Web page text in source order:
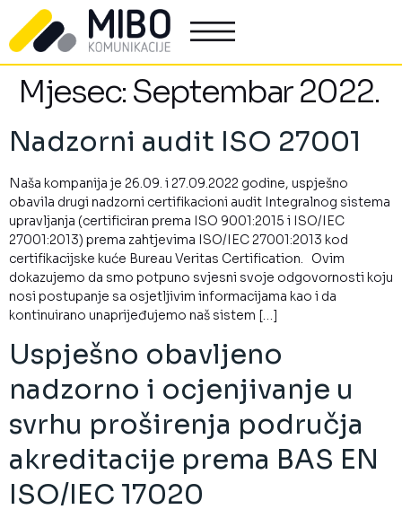
Mjesec: Septembar 2022.
Nadzorni audit ISO 27001
Naša kompanija je 26.09. i 27.09.2022 godine, uspješno
obavila drugi nadzorni certifikacioni audit Integralnog sistema
upravljanja (certificiran prema ISO 9001:2015 i ISO/IEC
27001:2013) prema zahtjevima ISO/IEC 27001:2013 kod
certifikacijske kuće Bureau Veritas Certification. Ovim
dokazujemo da smo potpuno svjesni svoje odgovornosti koju
nosi postupanje sa osjetljivim informacijama kao i da
kontinuirano unaprijeđujemo naš sistem […]
Uspješno obavljeno
nadzorno i ocjenjivanje u
svrhu proširenja područja
akreditacije prema BAS EN
ISO/IEC 17020